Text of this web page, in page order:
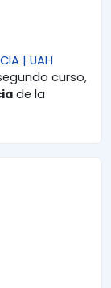
| UAH
curso,
de la
UAH